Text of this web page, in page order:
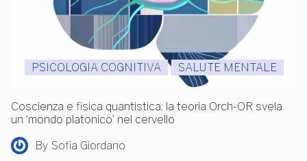
PSICOLOGIA COGNITIVA SALUTE MENTALE
Coscienza e fisica quantistica: la teoria Orch-OR svela
un ‘mondo platonico’ nel cervello
By Sofia Giordano